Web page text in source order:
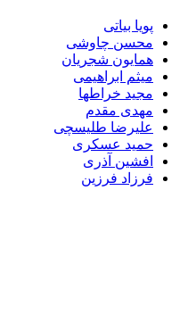
پویا بیاتی
محسن چاوشی
همایون شجریان
میثم ابراهیمی
مجید خراطها
مهدی مقدم
علیرضا طلیسچی
حمید عسکری
افشین آذری
فرزاد فرزین